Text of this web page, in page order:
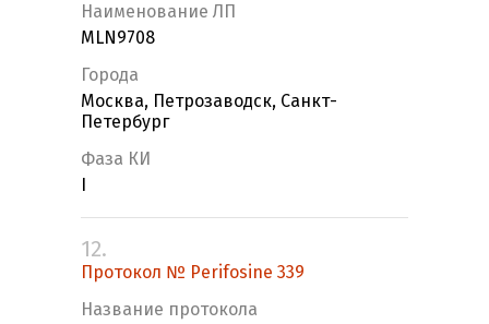
Наименование ЛП
MLN9708
Города
Москва, Петрозаводск, Санкт-
Петербург
Фаза КИ
12.
Протокол № Perifosine 339
Название протокола